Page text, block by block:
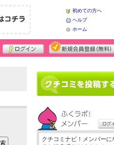
初めての方へ
ヘルプ
ホーム
クチコミナビ！メンバーに